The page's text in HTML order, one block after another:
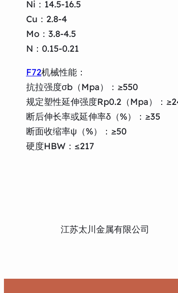
Ni：14.5-16.5
Cu：2.8-4
Mo：3.8-4.5
N：0.15-0.21
F72机械性能：
抗拉强度σb（Mpa）：≥550
规定塑性延伸强度Rp0.2（Mpa）：
断后伸长率或延伸率δ（%）：≥35
断面收缩率ψ（%）：≥50
硬度HBW：≤217
江苏太川金属有限公司